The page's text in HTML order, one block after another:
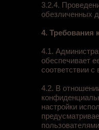
3.2.4.
обезличенных
4. Требования
4.1.
обеспечивает
соответствии
4.2. В
настройки